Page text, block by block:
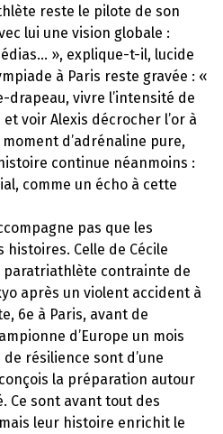
reste le pilote de son
lui une vision globale :
», explique-t-il, lucide
à Paris reste gravée : «
drapeau, vivre l’intensité de
voir Alexis décrocher l’or à
d’adrénaline pure,
continue néanmoins :
comme un écho à cette
pas que les
Celle de Cécile
paratriathlète contrainte de
après un violent accident à
6e à Paris, avant de
d’Europe un mois
résilience sont d’une
la préparation autour
Ce sont avant tout des
leur histoire enrichit le